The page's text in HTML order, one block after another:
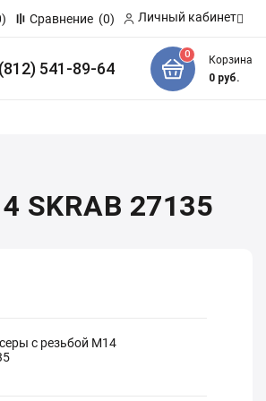
Сравнение (0) Личный кабинет
541-89-64
0
Корзина
0руб.
SKRAB 27135
с резьбой М14